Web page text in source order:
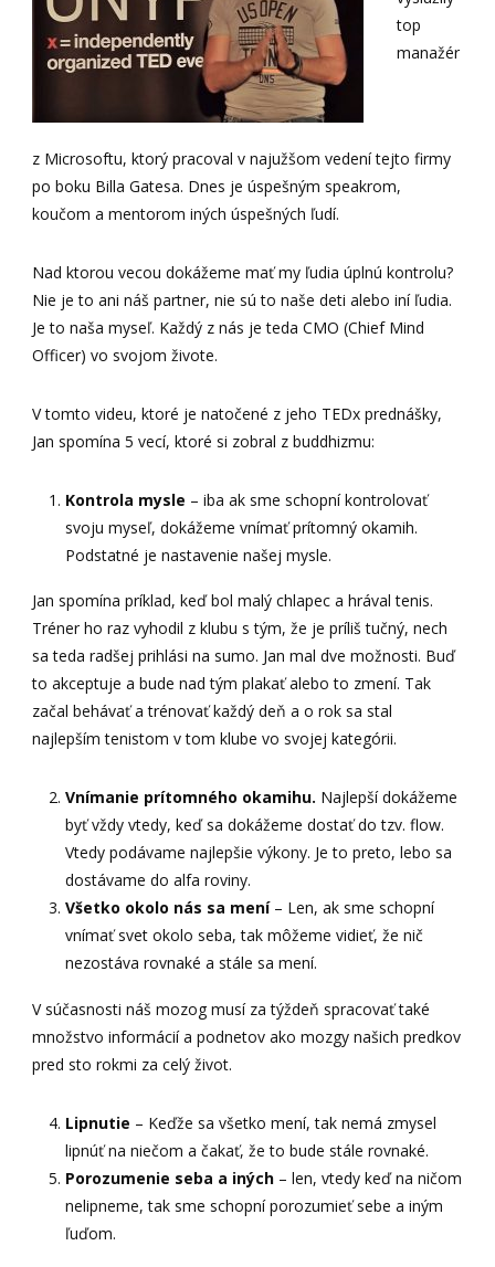
top
manažér
z Microsoftu, ktorý pracoval v najužšom vedení tejto firmy
po boku Billa Gatesa. Dnes je úspešným speakrom,
koučom a mentorom iných úspešných ľudí.
Nad ktorou vecou dokážeme mať my ľudia úplnú kontrolu?
Nie je to ani náš partner, nie sú to naše deti alebo iní ľudia.
Je to naša myseľ. Každý z nás je teda CMO (Chief Mind
Officer) vo svojom živote.
V tomto videu, ktoré je natočené z jeho TEDx prednášky,
Jan spomína 5 vecí, ktoré si zobral z buddhizmu:
Kontrola mysle – iba ak sme schopní kontrolovať
svoju myseľ, dokážeme vnímať prítomný okamih.
Podstatné je nastavenie našej mysle.
Jan spomína príklad, keď bol malý chlapec a hrával tenis.
Tréner ho raz vyhodil z klubu s tým, že je príliš tučný, nech
sa teda radšej prihlási na sumo. Jan mal dve možnosti. Buď
to akceptuje a bude nad tým plakať alebo to zmení. Tak
začal behávať a trénovať každý deň a o rok sa stal
najlepším tenistom v tom klube vo svojej kategórii.
Vnímanie prítomného okamihu. Najlepší dokážeme
byť vždy vtedy, keď sa dokážeme dostať do tzv. flow.
Vtedy podávame najlepšie výkony. Je to preto, lebo sa
dostávame do alfa roviny.
Všetko okolo nás sa mení– Len, ak sme schopní
vnímať svet okolo seba, tak môžeme vidieť, že nič
nezostáva rovnaké a stále sa mení.
V súčasnosti náš mozog musí za týždeň spracovať také
množstvo informácií a podnetov ako mozgy našich predkov
pred sto rokmi za celý život.
Lipnutie – Keďže sa všetko mení, tak nemá zmysel
lipnúť na niečom a čakať, že to bude stále rovnaké.
Porozumenie seba a iných – len, vtedy keď na ničom
nelipneme, tak sme schopní porozumieť sebe a iným
ľuďom.